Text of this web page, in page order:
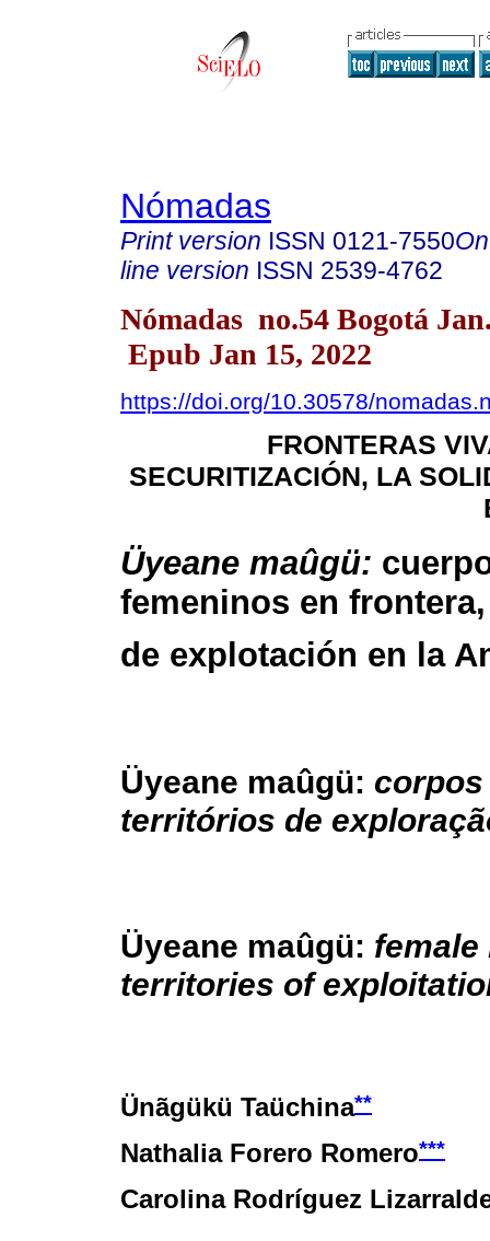
Nómadas
Print version ISSN 0121-7550
line version ISSN 2539-4762
Nómadas no.54 Bogotá
Epub Jan 15, 2022
https://doi.org/10.30578/
FRONTERAS
SECURITIZACIÓN, LA
Üyeane maûgü:
femeninos en
de explotación en la
Üyeane maûgü:
territórios de
Üyeane maûgü: female
territories of
Ünãgükü Taüchina**
Nathalia Forero Romero***
Carolina Rodríguez